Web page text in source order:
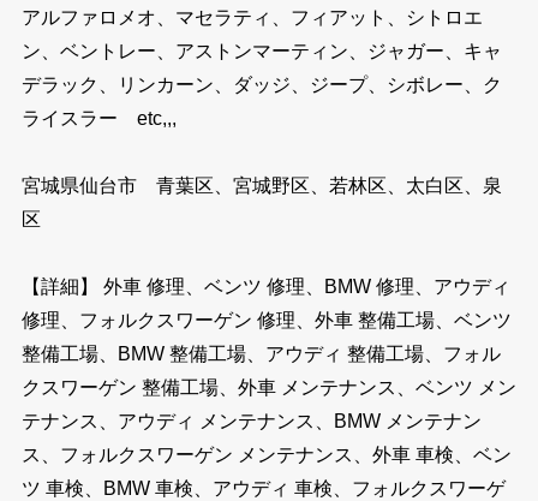
アルファロメオ、マセラティ、フィアット、シトロエ
ン、ベントレー、アストンマーティン、ジャガー、キャ
デラック、リンカーン、ダッジ、ジープ、シボレー、ク
ライスラー etc,,,
宮城県仙台市 青葉区、宮城野区、若林区、太白区、泉
区
【詳細】 外車 修理、ベンツ 修理、BMW 修理、アウディ
修理、フォルクスワーゲン 修理、外車 整備工場、ベンツ
整備工場、BMW 整備工場、アウディ 整備工場、フォル
クスワーゲン 整備工場、外車 メンテナンス、ベンツ メン
テナンス、アウディ メンテナンス、BMW メンテナン
ス、フォルクスワーゲン メンテナンス、外車 車検、ベン
ツ 車検、BMW 車検、アウディ 車検、フォルクスワーゲ